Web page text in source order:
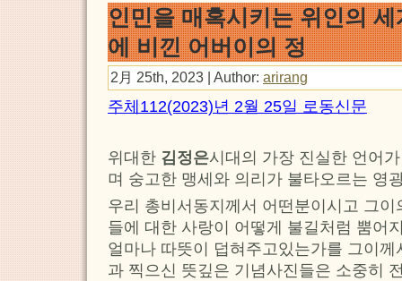
인민을 매혹시키는 위인의
에 비낀 어버이의 정
2月 25th, 2023 | Author: arirang
주체112(2023)년 2월 25일 로동신문
위대한 김정은시대의 가장 진실한 언어
며 숭고한 맹세와 의리가 불타오르는 영
우리 총비서동지께서 어떤분이시고 그
들에 대한 사랑이 어떻게 불길처럼 뿜어
얼마나 따뜻이 덥혀주고있는가를 그이
과 찍으신 뜻깊은 기념사진들은 소중히